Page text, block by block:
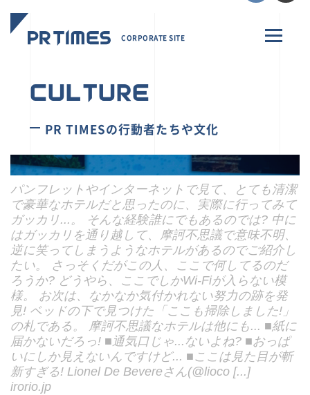
パンフレットやインターネットで見て、とても清潔
で豪華なホテルだと思ったのに、実際に行ってみて
ガッカリ...。 そんな経験誰にでもあるのでは? 中に
はガッカリを通り越して、摩訶不思議で意味不明、
逆に笑ってしまうようなホテルがあるのでご紹介し
たい。 さっそくだがこの人、ここで何してるのだ
ろうか? どうやら、ここでしかWi-Fiが入らない模
様。 お次は、なかなか気付かれない努力の跡を発
見! ベッドの下で見つけた「ここも掃除しました!」
の札である。 摩訶不思議なホテルは他にも... ■紙に
届かないだろっ! ■通気口じゃ...ないよね? ■おっぱ
いにしか見えないんですけど... ■ここは見た目が斬
新すぎる! Lionel De Bevereさん(@lioco [...]
irorio.jp